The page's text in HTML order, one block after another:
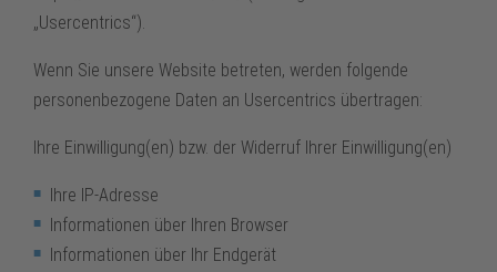
„Usercentrics“).
Wenn Sie unsere Website betreten, werden folgende
personenbezogene Daten an Usercentrics übertragen:
Ihre Einwilligung(en) bzw. der Widerruf Ihrer Einwilligung(en)
Ihre IP-Adresse
Informationen über Ihren Browser
Informationen über Ihr Endgerät